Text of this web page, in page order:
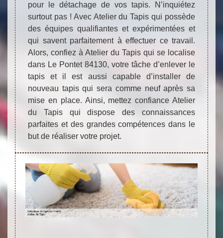
pour le détachage de vos tapis. N’inquiétez
surtout pas ! Avec Atelier du Tapis qui possède
des équipes qualifiantes et expérimentées et
qui savent parfaitement à effectuer ce travail.
Alors, confiez à Atelier du Tapis qui se localise
dans Le Pontet 84130, votre tâche d’enlever le
tapis et il est aussi capable d’installer de
nouveau tapis qui sera comme neuf après sa
mise en place. Ainsi, mettez confiance Atelier
du Tapis qui dispose des connaissances
parfaites et des grandes compétences dans le
but de réaliser votre projet.